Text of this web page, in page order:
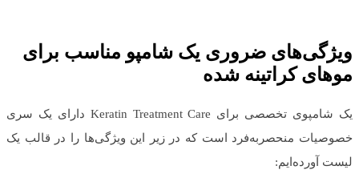
ویژگی‌های ضروری یک شامپو مناسب برای
موهای کراتینه شده
یک شامپوی تخصصی برای Keratin Treatment Care دارای یک سری
خصوصیات منحصربه‌فرد است که در زیر این ویژگی‌ها را در قالب یک
لیست آورده‌ایم: